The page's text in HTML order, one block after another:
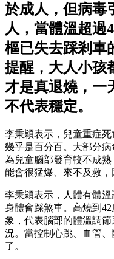
於成人，但病毒
人，當體溫超過
樞已失去踩剎車
提醒，大人小孩
才是真退燒，一
不代表穩定。
李秉穎表示，兒童重症
幾乎是百分百。大部分
為兒童腦部發育較不成
能會很猛爆、來不及救，
李秉穎表示，人體有體溫
身體會踩煞車。高燒到
象，代表腦部的體溫調
況。當控制心跳、血管
了。